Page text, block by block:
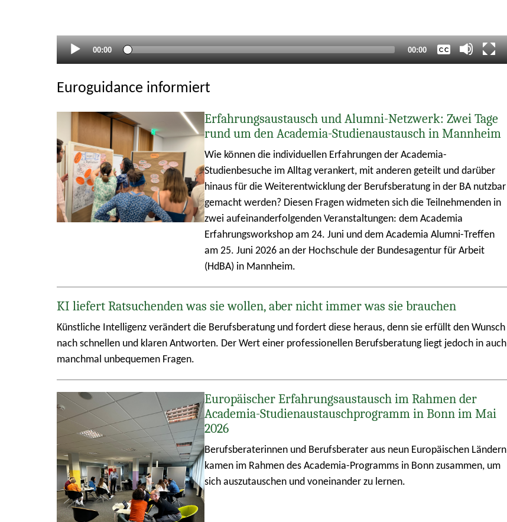
Aktueller
Zeitpunkt
00:00 Gesamtlaufzeit
00:00
Euroguidance informiert
Erfahrungsaustausch und Alumni-Netzwerk: Zwei Tage
rund um den Academia-Studienaustausch in Mannheim
Wie können die individuellen Erfahrungen der Academia-
Studienbesuche im Alltag verankert, mit anderen geteilt und darüber
hinaus für die Weiterentwicklung der Berufsberatung in der BA nutzbar
gemacht werden? Diesen Fragen widmeten sich die Teilnehmenden in
zwei aufeinanderfolgenden Veranstaltungen: dem Academia
Erfahrungsworkshop am 24. Juni und dem Academia Alumni-Treffen
am 25. Juni 2026 an der Hochschule der Bundesagentur für Arbeit
(HdBA) in Mannheim.
KI liefert Ratsuchenden was sie wollen, aber nicht immer was sie brauchen
Künstliche Intelligenz verändert die Berufsberatung und fordert diese heraus, denn sie erfüllt den Wunsch
nach schnellen und klaren Antworten. Der Wert einer professionellen Berufsberatung liegt jedoch in auch
manchmal unbequemen Fragen.
Europäischer Erfahrungsaustausch im Rahmen der
Academia-Studienaustauschprogramm in Bonn im Mai
2026
Berufsberaterinnen und Berufsberater aus neun Europäischen Ländern
kamen im Rahmen des Academia-Programms in Bonn zusammen, um
sich auszutauschen und voneinander zu lernen.